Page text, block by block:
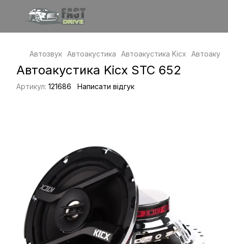
Автозвук Автоакустика Автоакустика Kicx
Автоакустика Kicx STC 652
Артикул: 121686 Написати відгук